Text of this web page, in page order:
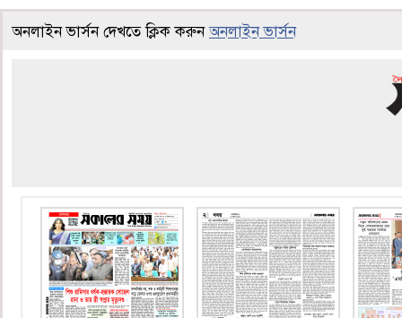
অনলাইন ভার্সন দেখতে ক্লিক করুনঅনলাইন ভার্সন